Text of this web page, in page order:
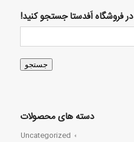
در فروشگاه اَفدستا جستجو کنید!
جستجو
دسته های محصولات
Uncategorized